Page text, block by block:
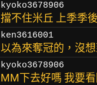
kyoko3678906
擋不住米丘 上季季
ken3616001
以為來奪冠的，沒
kyoko3678906
MM下去好嗎 我要